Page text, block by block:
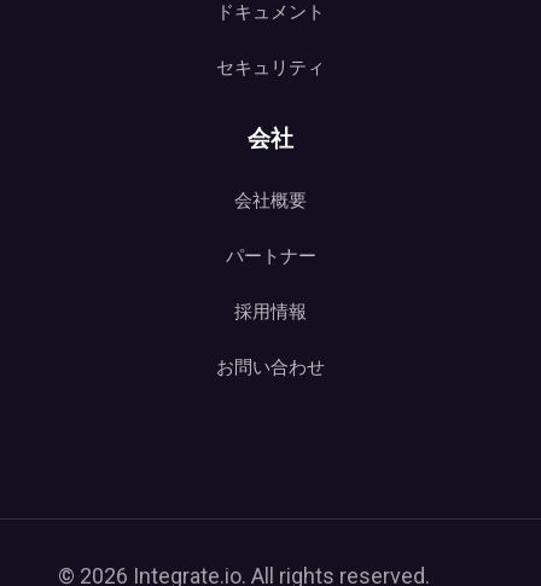
ドキュメント
セキュリティ
会社
会社概要
パートナー
採用情報
お問い合わせ
© 2026 Integrate.io. All rights reserved.